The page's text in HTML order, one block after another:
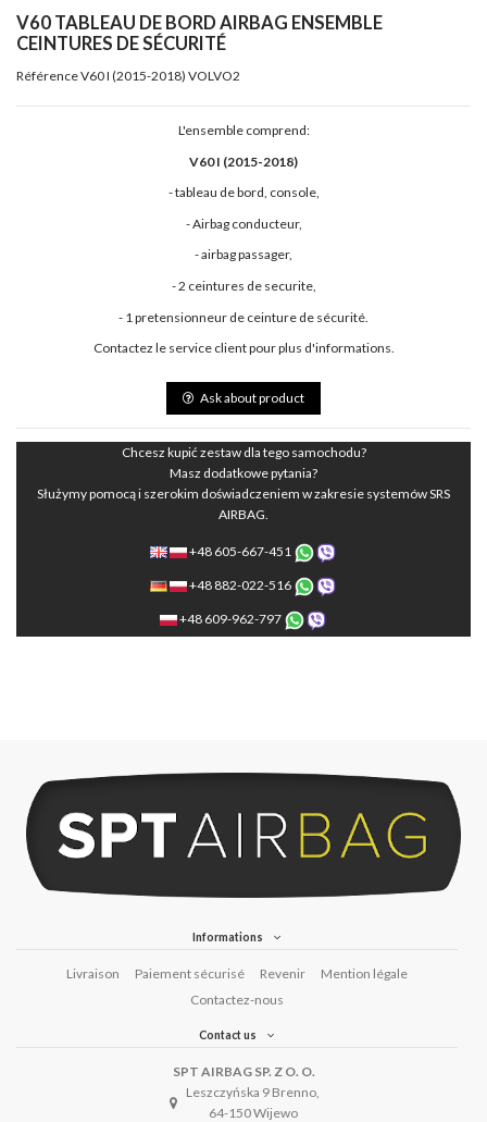
V60 TABLEAU DE BORD AIRBAG ENSEMBLE
CEINTURES DE SÉCURITÉ
RéférenceV60 I (2015-2018) VOLVO2
L'ensemble comprend:
V60 I (2015-2018)
- tableau de bord, console,
- Airbag conducteur,
- airbag passager,
- 2 ceintures de securite,
- 1 pretensionneur de ceinture de sécurité.
Contactez le service client pour plus d'informations.
Ask about product
Chcesz kupić zestaw dla tego samochodu?
Masz dodatkowe pytania?
Służymy pomocą i szerokim doświadczeniem w zakresie systemów SRS
AIRBAG.
+48 605-667-451
+48 882-022-516
+48 609-962-797
Informations
Livraison Paiement sécurisé Revenir
Mention légale
Contactez-nous
Contact us
SPT AIRBAG SP. Z O. O.
Leszczyńska 9 Brenno,
64-150 Wijewo